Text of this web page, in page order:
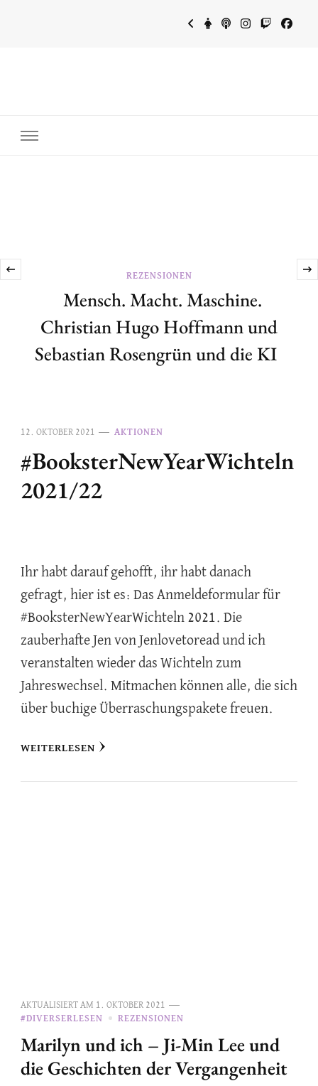
REZENSIONEN
Mensch. Macht. Maschine.
Christian Hugo Hoffmann und
Rosengrün und die KI
12. OKTOBER 2021 AKTIONEN
#BooksterNewYearWichteln
2021/22
Ihr habt darauf gehofft, ihr habt danach
gefragt, hier ist es: Das Anmeldeformular für
#BooksterNewYearWichteln 2021. Die
zauberhafte Jen von Jenlovetoread und ich
veranstalten wieder das Wichteln zum
Jahreswechsel. Mitmachen können alle, die sich
über buchige Überraschungspakete freuen.
WEITERLESEN
AKTUALISIERT AM 1. OKTOBER 2021
#DIVERSERLESEN
REZENSIONEN
Marilyn und ich – Ji-Min Lee und
die Geschichten der Vergangenheit